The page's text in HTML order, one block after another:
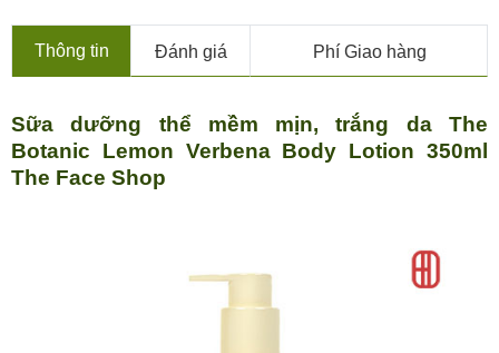
199.000 ₫.
499.000 ₫.
Thông tin Đánh giá Phí Giao hàng
Sữa dưỡng thể mềm mịn, trắng da The
Botanic Lemon Verbena Body Lotion 350ml
The Face Shop